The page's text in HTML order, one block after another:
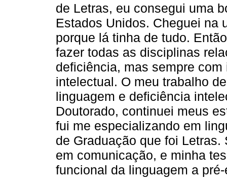
de Letras, eu consegui uma
Estados Unidos. Cheguei na
porque lá tinha de tudo.
fazer todas as disciplinas
deficiência, mas sempre
intelectual. O meu trabalho
linguagem e deficiência
Doutorado, continuei meus
fui me especializando em
de Graduação que foi
em comunicação, e minha
funcional da linguagem a